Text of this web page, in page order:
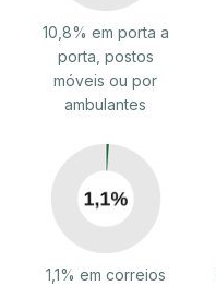
10,8% em porta a
porta, postos
móveis ou por
ambulantes
1,1% em correios